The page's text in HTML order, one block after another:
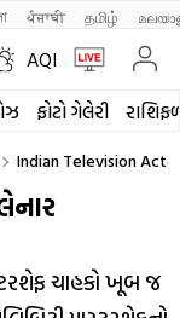
ਪੰਜਾਬੀ தமிழ்
AQI
ફોટો ગેલેરી
Indian Television
ચાહકો ખૂબ જ